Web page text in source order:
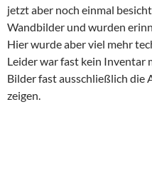
jetzt aber noch einmal
Wandbilder und wurden
Hier wurde aber viel mehr
Leider war fast kein Inventar
Bilder fast ausschließlich die
zeigen.